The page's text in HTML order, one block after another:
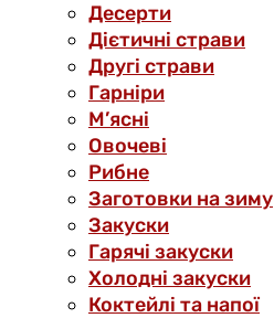
Десерти
Дієтичні страви
Другі страви
Гарніри
М’ясні
Овочеві
Рибне
Заготовки на зиму
Закуски
Гарячі закуски
Холодні закуски
Коктейлі та напої